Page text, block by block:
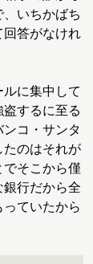
いちかばち
回答がなけれ
に集中して
するに至る
コ・サンタ
たのはそれが
でそこから僅
行だから全
ていたから